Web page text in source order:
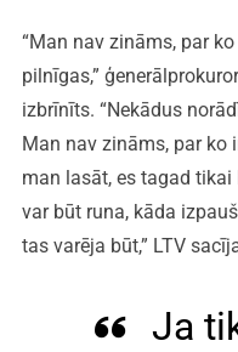
“Man nav zināms, par
pilnīgas,”
izbrīnīts. “Nekādus
Man nav zināms, par ko
man lasāt, es tagad
var būt runa, kāda
tas varēja būt,” LTV
Ja